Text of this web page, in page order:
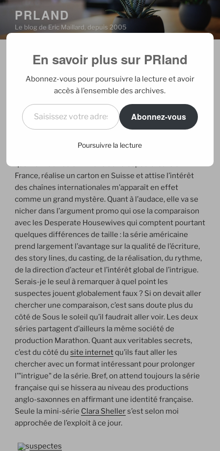
Aller
contenu
principal
PRLAND
Le blog de Eric Maillard, depuis 2005
PUBLIÉ
30/05/2007 PARERIC
Suspectes : mystère, audace et
Quand on parle de
mystère pour la nouvelle
saga de l’été de M6 diffusée en mai (…), on pense
France, réalise un carton en Suisse et attise l’intérêt
des chaînes internationales m’apparaît en effet
comme un grand mystère. Quant à l’audace, elle va se
nicher dans l’argument promo qui ose la comparaison
avec les Desperate Housewives qui comptent pourtant
quelques différences de taille : la série américaine
prend largement l’avantage sur la qualité de l’écriture,
des story lines, du casting, de la réalisation, du rythme,
de la direction d’acteur et l’intérêt global de l’intrigue.
Serais-je le seul à remarquer à quel point les
suspectes jouent globalement faux ? Si on devait aller
chercher une comparaison, c’est sans doute plus du
côté de Sous le soleil qu’il faudrait aller voir. Les deux
séries partagent d’ailleurs la même société de
production Marathon. Quant aux veritables secrets,
c’est du côté du site internetqu’ils faut aller les
chercher avec un format intéressant pour prolonger
l’"intrigue" de la série. Bref, on attend toujours la série
française qui se hissera au niveau des productions
anglo-saxonnes en affirmant une identité française.
Seule la mini-série Clara Shellers’est selon moi
approchée de l’exploit à ce jour.
suspectes
En savoir plus sur PRland
Abonnez-vous pour poursuivre la lecture et avoir
accès à l’ensemble des archives.
Saisissez votre adresse e-mail…
Abonnez-vous
Poursuivre la lecture